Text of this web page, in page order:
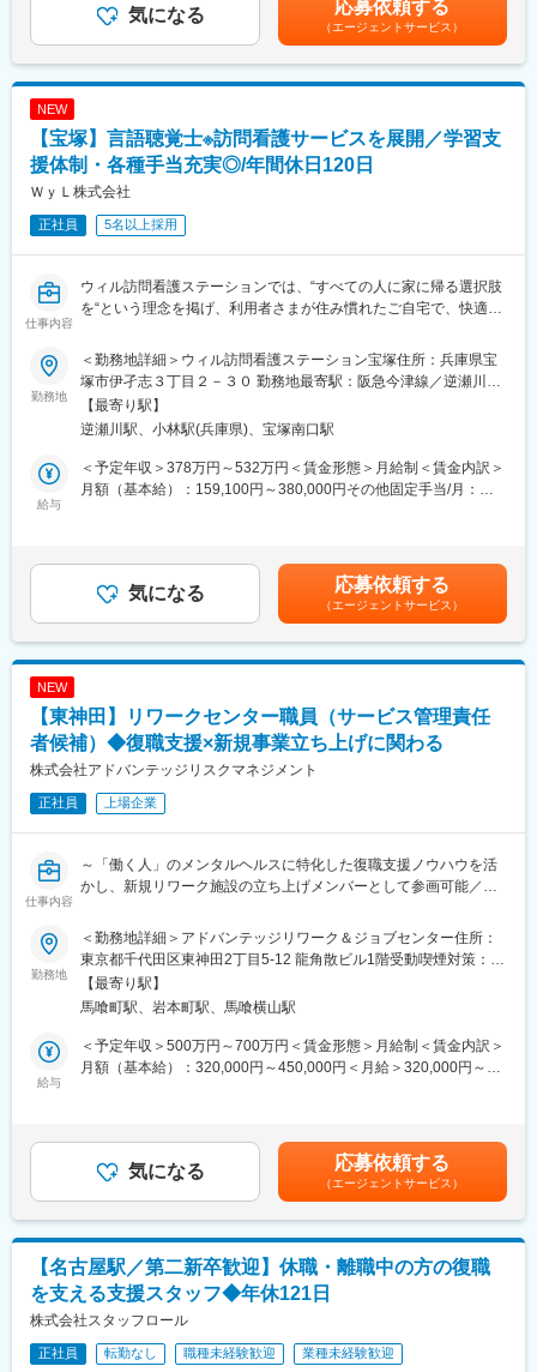
夜勤はなく、日曜日はほとんどの施設が休みのため固定で休むこ
とができます。土曜休みか平日休みかは病院や常駐先によります
が、休日はしっかり取得可能です。産休育休の実績が豊富で周囲
の理解がある点も魅力の1つです。平均残業も10時間程度で長期
変更の範囲：会社の定める業務
・産業医、医療機関、各事業所および社内関係部署との連携・調
勤務フロア（群馬）：7名（男性3名、女性4名）
部署人員（本社）：3名（男性3名、女性0名）
■教育体制
OJTを中心に、実務を通じて業務を習得いただきます。部内メン
■当社について：
◎東証プライム上場SUBARUの100％子会社です。
び販売）に専念してもらい、当社は以下のノンコア業務を担当す
ることでSUBARUを支え、グループ企業を支援します。ゆくゆく
はSUBARUグループ全体の業務支援も行えるよう人員体制の強化
を目的に募集します。
変更の範囲：会社の定める業務
る可能性があります。月給(月額)は固定手当を含めた表記です。
気になる 応募依頼する
（エージェントサービス）
NEW
【宝塚】言語聴覚士※訪問看護サービスを展開／学習支
援体制・各種手当充実◎/年間休日120日
ＷｙＬ株式会社
正社員 5名以上採用
仕事内容
ウィル訪問看護ステーションでは、“すべての人に家に帰る選択肢
を“という理念を掲げ、利用者さまが住み慣れたご自宅で、快適に
感していただける方、ぜひ一緒に施設を作り上げていきましょ
う！
■業務内容：
自宅で生活をされるご利用者様への訪問リハビリ業務をお願いし
ます。
・訪問件数の目安：4～5件/日
・定期の申し送り：なし
・社内カンファレンス：週1回・お昼に1時間
・各種の連絡調整や担当者会議等への参加
神科等、幅広くお受けしています。
＊入職後、3ヶ月を目安とした同行訪問を実施します。
■各種手当：
・住宅手当（近隣手当）：10,000円※勤務拠点から直線距離6km圏
※訪問件数が100件/月をボーダー、超過時インセンティブ 250円/
件
・土日固定勤務手当：10,000円/月
（土日両方勤務するシフトの方に支給）
・サブサポーター（主任）手当：40,000円/月
・災害時等危険対応手当：2,500円/日
(上限50,000円/月※災害時と判断された場合に限る)
■当社の魅力：
・【働きやすさ】…年間休日120日・夜勤なしとメリハリをつけ
てのご就業が可能です！
勤務地
＜勤務地詳細＞ウィル訪問看護ステーション宝塚住所：兵庫県宝
塚市伊孑志３丁目２－３０ 勤務地最寄駅：阪急今津線／逆瀬川駅
受動喫煙対策：屋内全面禁煙変更の範囲：会社の定める事業所
【最寄り駅】
逆瀬川駅、小林駅(兵庫県)、宝塚南口駅
給与
＜予定年収＞378万円～532万円＜賃金形態＞月給制＜賃金内訳＞
月額（基本給）：159,100円～380,000円その他固定手当/月：
業手当＞有＜給与補足＞・地域手当：50,000円・PTOTST手当：
25,000円・賞与 年2回 ※業績による・昇給 年1回 ※試用期間は対象
外※給与は経験等考慮の上、社内規定に則って確定します。賃金は
あくまでも目安の金額であり、選考を通じて上下する可能性があ
ります。月給(月額)は固定手当を含めた表記です。
気になる 応募依頼する
（エージェントサービス）
NEW
【東神田】リワークセンター職員（サービス管理責任
者候補）◆復職支援×新規事業立ち上げに関わる
株式会社アドバンテッジリスクマネジメント
正社員 上場企業
仕事内容
～「働く人」のメンタルヘルスに特化した復職支援ノウハウを活
かし、新規リワーク施設の立ち上げメンバーとして参画可能／東
2025年11月に新規事業として立ち上げたリワーク施設にて、職員
としての業務をお任せいたします。今後の事業展開に応じて、将
来的にはサービス管理責任者としてのキャリアパスも想定してい
ます。
■具体的な業務：
・事業所運営全般
・外部企業との連携（見学会等）
構成：部長1名、副部長2名、課長2名、エキスパート1名、リーダ
ー1名、メンバー8名
■キャリアパス：
していきたく、マーケティングや新規事業の立ち上げについても
勤務地
＜勤務地詳細＞アドバンテッジリワーク＆ジョブセンター住所：
東京都千代田区東神田2丁目5-12 龍角散ビル1階受動喫煙対策：屋
内全面禁煙変更の範囲：会社の定める事業所（リモートワーク含
む）
【最寄り駅】
馬喰町駅、岩本町駅、馬喰横山駅
給与
＜予定年収＞500万円～700万円＜賃金形態＞月給制＜賃金内訳＞
月額（基本給）：320,000円～450,000円＜月給＞320,000円～
額)は固定手当を含めた表記です。
気になる 応募依頼する
（エージェントサービス）
【名古屋駅／第二新卒歓迎】休職・離職中の方の復職
を支える支援スタッフ◆年休121日
株式会社スタッフロール
正社員 転勤なし 職種未経験歓迎 業種未経験歓迎